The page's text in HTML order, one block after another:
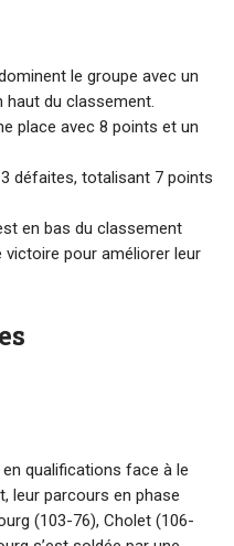
le groupe avec un
haut du classement.
place avec 8 points et un
défaites, totalisant 7 points
en bas du classement
victoire pour améliorer leur
qualifications face à le
leur parcours en phase
(103-76), Cholet (106-